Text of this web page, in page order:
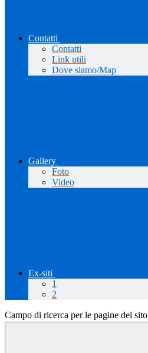
Contatti
Contatti
Link utili
Dove siamo/Map
Gallery
Foto
Video
Ex-siti
1
2
Campo di ricerca per le pagine del sito